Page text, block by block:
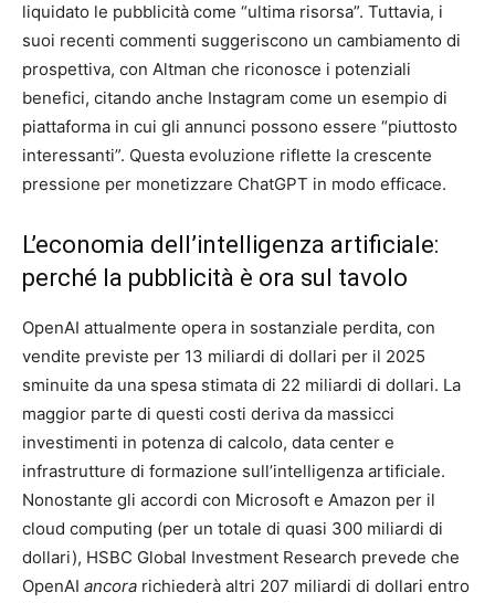
liquidato le pubblicità come “ultima risorsa”. Tuttavia, i
suoi recenti commenti suggeriscono un cambiamento di
prospettiva, con Altman che riconosce i potenziali
benefici, citando anche Instagram come un esempio di
piattaforma in cui gli annunci possono essere “piuttosto
interessanti”. Questa evoluzione riflette la crescente
pressione per monetizzare ChatGPT in modo efficace.
L’economia dell’intelligenza artificiale:
perché la pubblicità è ora sul tavolo
OpenAI attualmente opera in sostanziale perdita, con
vendite previste per 13 miliardi di dollari per il 2025
sminuite da una spesa stimata di 22 miliardi di dollari. La
maggior parte di questi costi deriva da massicci
investimenti in potenza di calcolo, data center e
infrastrutture di formazione sull’intelligenza artificiale.
Nonostante gli accordi con Microsoft e Amazon per il
cloud computing (per un totale di quasi 300 miliardi di
dollari), HSBC Global Investment Research prevede che
OpenAI ancora richiederà altri 207 miliardi di dollari entro